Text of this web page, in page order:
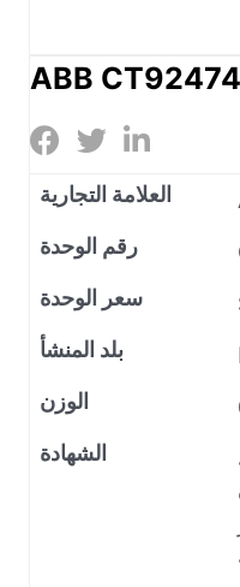
ABB
العلامة التجارية
رقم الوحدة
سعر الوحدة
بلد المنشأ
الوزن
الشهادة